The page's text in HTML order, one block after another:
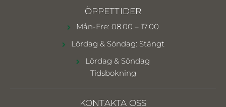
ÖPPETTIDER
Mån-Fre: 08.00 – 17.00
Lördag & Söndag: Stängt
Lördag & Söndag
Tidsbokning
KONTAKTA OSS